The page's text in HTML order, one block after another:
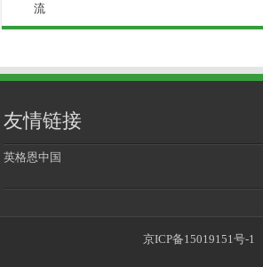
流
友情链接
英格恩中国
京ICP备15019151号-1